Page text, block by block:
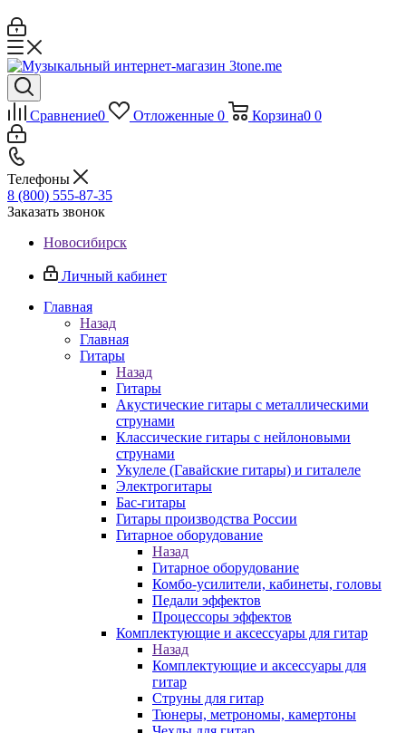
Сравнение0 Отложенные 0 Корзина0 0
Телефоны
8 (800) 555-87-35
Заказать звонок
Новосибирск
Личный кабинет
Главная
Назад
Главная
Гитары
Назад
Гитары
Акустические гитары с металлическими
струнами
Классические гитары с нейлоновыми
струнами
Укулеле (Гавайские гитары) и гиталеле
Электрогитары
Бас-гитары
Гитары производства России
Гитарное оборудование
Назад
Гитарное оборудование
Комбо-усилители, кабинеты, головы
Педали эффектов
Процессоры эффектов
Комплектующие и аксессуары для гитар
Назад
Комплектующие и аксессуары для
гитар
Струны для гитар
Тюнеры, метрономы, камертоны